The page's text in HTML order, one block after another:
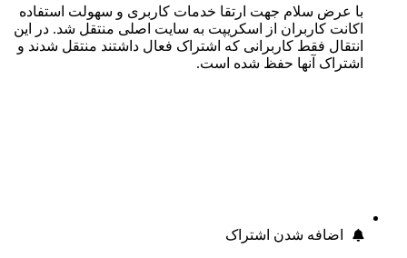
با عرض سلام جهت ارتقا خدمات کاربری و سهولت استفاده
اکانت کاربران از اسکریپت به سایت اصلی منتقل شد. در این
انتقال فقط کاربرانی که اشتراک فعال داشتند منتقل شدند و
اشتراک آنها حفظ شده است.
اضافه شدن اشتراک